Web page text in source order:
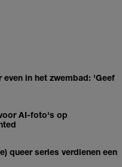
in het zwembad: 'Geef
AI-foto's op
queer series verdienen een